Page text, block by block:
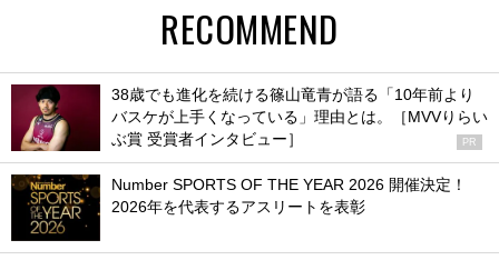
RECOMMEND
38歳でも進化を続ける篠山竜青が語る「10年前より
バスケが上手くなっている」理由とは。［MVVりらい
ぶ賞 受賞者インタビュー］
PR
Number SPORTS OF THE YEAR 2026 開催決定！
2026年を代表するアスリートを表彰